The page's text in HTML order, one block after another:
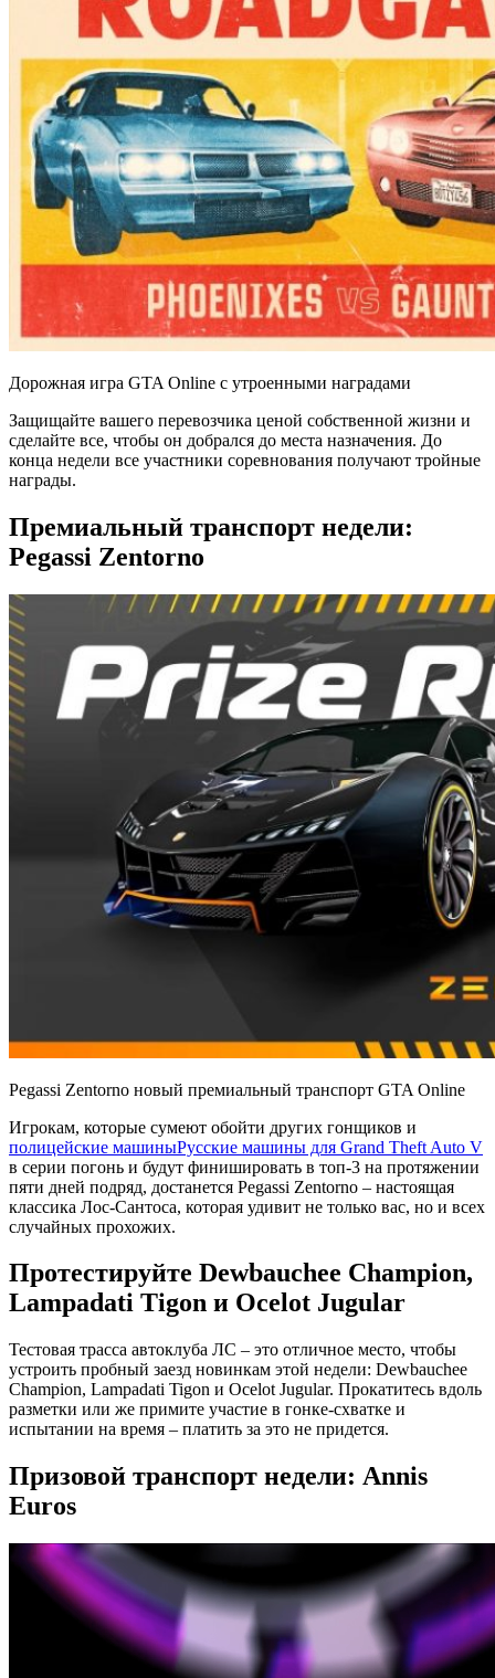
Дорожная игра GTA Online с утроенными наградами
Защищайте вашего перевозчика ценой собственной жизни и
сделайте все, чтобы он добрался до места назначения. До
конца недели все участники соревнования получают тройные
награды.
Премиальный транспорт недели:
Pegassi Zentorno
Pegassi Zentorno новый премиальный транспорт GTA Online
Игрокам, которые сумеют обойти других гонщиков и
полицейские машиныРусские машины для Grand Theft Auto V
в серии погонь и будут финишировать в топ-3 на протяжении
пяти дней подряд, достанется Pegassi Zentorno – настоящая
классика Лос-Сантоса, которая удивит не только вас, но и всех
случайных прохожих.
Протестируйте Dewbauchee Champion,
Lampadati Tigon и Ocelot Jugular
Тестовая трасса автоклуба ЛС – это отличное место, чтобы
устроить пробный заезд новинкам этой недели: Dewbauchee
Champion, Lampadati Tigon и Ocelot Jugular. Прокатитесь вдоль
разметки или же примите участие в гонке-схватке и
испытании на время – платить за это не придется.
Призовой транспорт недели: Annis
Euros